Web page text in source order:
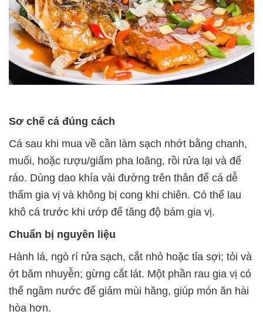
Sơ chế cá đúng cách
Cá sau khi mua về cần làm sạch nhớt bằng chanh,
muối, hoặc rượu/giấm pha loãng, rồi rửa lại và để
ráo. Dùng dao khía vài đường trên thân để cá dễ
thấm gia vị và không bị cong khi chiên. Có thể lau
khô cá trước khi ướp để tăng độ bám gia vị.
Chuẩn bị nguyên liệu
Hành lá, ngò rí rửa sạch, cắt nhỏ hoặc tỉa sợi; tỏi và
ớt băm nhuyễn; gừng cắt lát. Một phần rau gia vị có
thể ngâm nước để giảm mùi hăng, giúp món ăn hài
hòa hơn.